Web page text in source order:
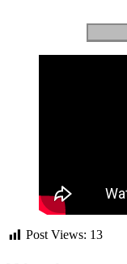
Post Views: 13